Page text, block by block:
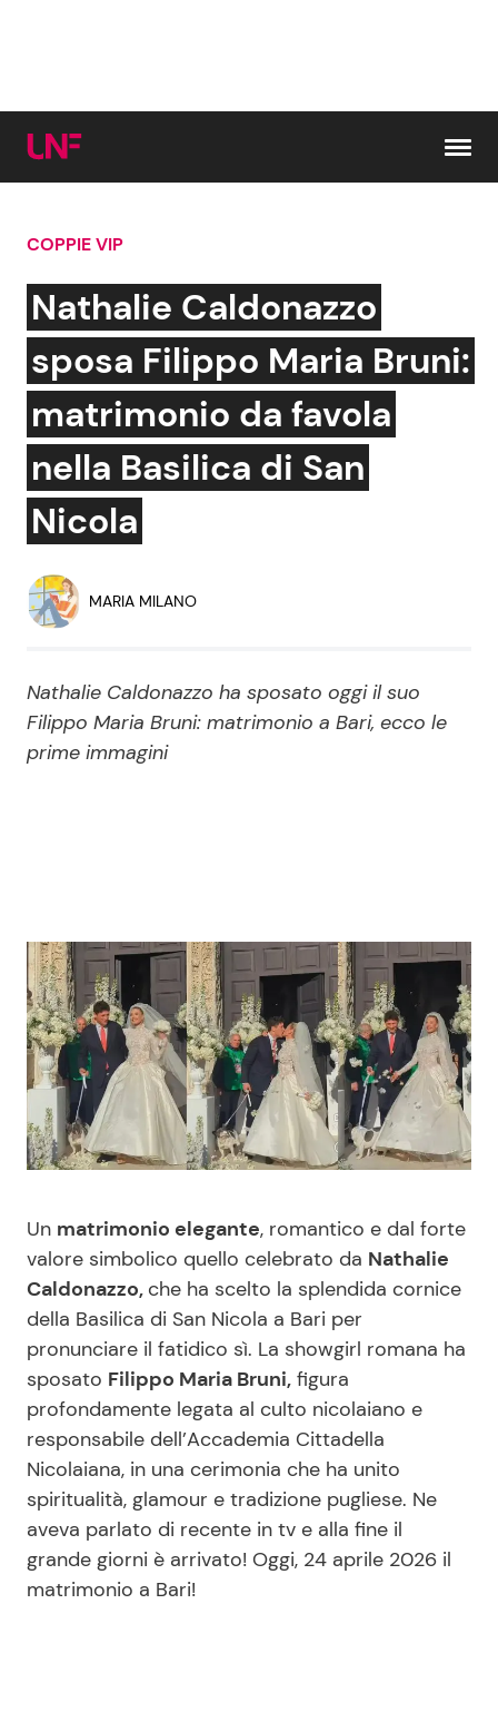
Cerca:
News e Cronaca
Attualità Italiana
Dal Mondo
Economia
Persone Scomparse
Gossip e TV
Bellezze VIP
Coppie VIP
Soap Opera
News Spettacolo
Benessere
Casa
Moda e Style
Mondo Mamma
News benessere
Salute
Viaggi e Turismo
Festività
Cucina e Ricette
Consigli di Cucina
Dolci
Le Ricette in TV
Primi Piatti
Ricette Facili e Veloci
Ricette Feste
Ricette per Bambini
Seguici
COPPIE VIP
Nathalie Caldonazzo
sposa Filippo Maria Bruni:
matrimonio da favola
nella Basilica di San
Nicola
MARIA MILANO
Nathalie Caldonazzo ha sposato oggi il suo
Filippo Maria Bruni: matrimonio a Bari, ecco le
prime immagini
Un matrimonio elegante, romantico e dal forte
valore simbolico quello celebrato da Nathalie
Caldonazzo, che ha scelto la splendida cornice
della Basilica di San Nicola a Bari per
pronunciare il fatidico sì. La showgirl romana ha
sposato Filippo Maria Bruni, figura
profondamente legata al culto nicolaiano e
responsabile dell’Accademia Cittadella
Nicolaiana, in una cerimonia che ha unito
spiritualità, glamour e tradizione pugliese. Ne
aveva parlato di recente in tv e alla fine il
grande giorni è arrivato! Oggi, 24 aprile 2026 il
matrimonio a Bari!